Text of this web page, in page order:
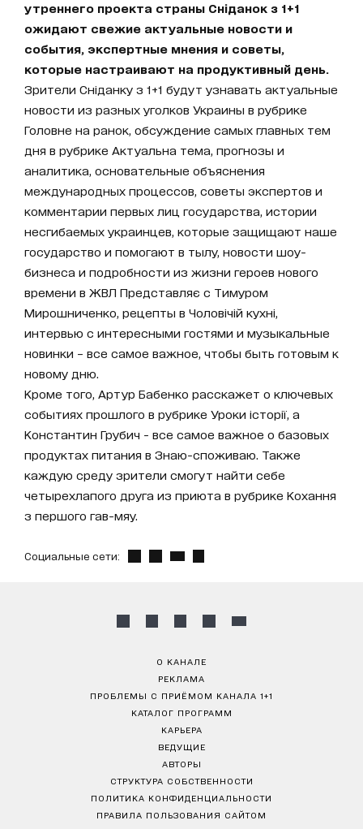
утреннего проекта страны Сніданок з 1+1
ожидают свежие актуальные новости и
события, экспертные мнения и советы,
которые настраивают на продуктивный день.
Зрители Сніданку з 1+1 будут узнавать актуальные
новости из разных уголков Украины в рубрике
Головне на ранок, обсуждение самых главных тем
дня в рубрике Актуальна тема, прогнозы и
аналитика, основательные объяснения
международных процессов, советы экспертов и
комментарии первых лиц государства, истории
несгибаемых украинцев, которые защищают наше
государство и помогают в тылу, новости шоу-
бизнеса и подробности из жизни героев нового
времени в ЖВЛ Представляє с Тимуром
Мирошниченко, рецепты в Чоловічій кухні,
интервью с интересными гостями и музыкальные
новинки – все самое важное, чтобы быть готовым к
новому дню.
Кроме того, Артур Бабенко расскажет о ключевых
событиях прошлого в рубрике Уроки історії, а
Константин Грубич - все самое важное о базовых
продуктах питания в Знаю-споживаю. Также
каждую среду зрители смогут найти себе
четырехлапого друга из приюта в рубрике Кохання
з першого гав-мяу.
Социальные сети:
О КАНАЛЕ
РЕКЛАМА
ПРОБЛЕМЫ С ПРИЁМОМ КАНАЛА 1+1
КАТАЛОГ ПРОГРАММ
КАРЬЕРА
ВЕДУЩИЕ
АВТОРЫ
СТРУКТУРА СОБСТВЕННОСТИ
ПОЛИТИКА КОНФИДЕНЦИАЛЬНОСТИ
ПРАВИЛА ПОЛЬЗОВАНИЯ САЙТОМ